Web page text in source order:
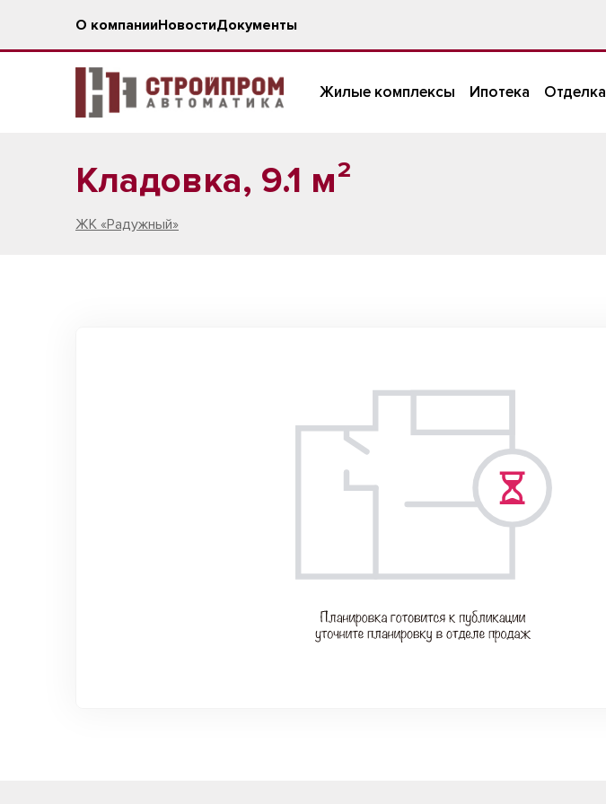
О компанииНовостиДокументы
Жилые комплексы Ипотека Отделка
Кладовка, 9.1 м²
ЖК «Радужный»